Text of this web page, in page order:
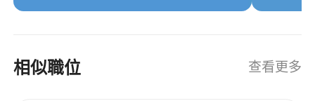
相似職位 查看更多